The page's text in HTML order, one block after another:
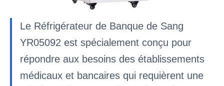
Le Réfrigérateur de Banque de Sang
YR05092 est spécialement conçu pour
répondre aux besoins des établissements
médicaux et bancaires qui requièrent une